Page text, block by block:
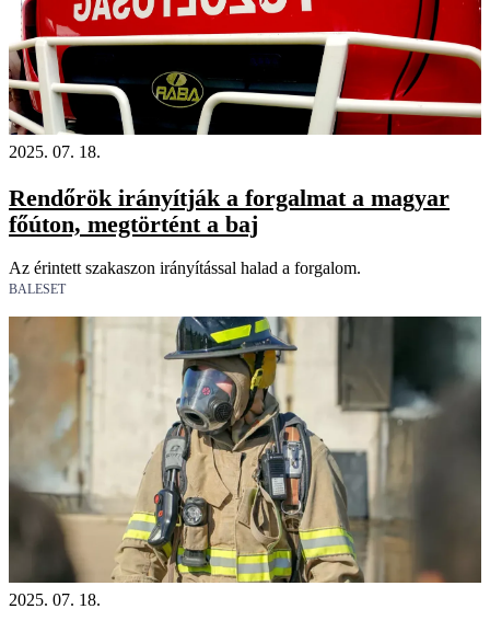
2025. 07. 18.
Rendőrök irányítják a forgalmat a magyar
főúton, megtörtént a baj
Az érintett szakaszon irányítással halad a forgalom.
BALESET
2025. 07. 18.